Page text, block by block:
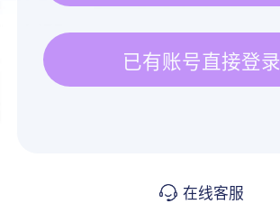
已有账号直接登录
在线客服